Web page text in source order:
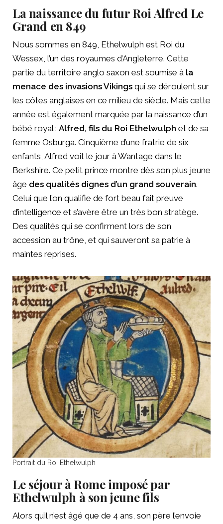
La naissance du futur Roi Alfred Le
Grand en 849
Nous sommes en 849, Ethelwulph est Roi du
Wessex, l’un des royaumes d’Angleterre. Cette
partie du territoire anglo saxon est soumise à la
menace des invasions Vikings qui se déroulent sur
les côtes anglaises en ce milieu de siècle. Mais cette
année est également marquée par la naissance d’un
bébé royal : Alfred, fils du Roi Ethelwulph et de sa
femme Osburga. Cinquième d’une fratrie de six
enfants, Alfred voit le jour à Wantage dans le
Berkshire. Ce petit prince montre dès son plus jeune
âge des qualités dignes d’un grand souverain.
Celui que l’on qualifie de fort beau fait preuve
d’intelligence et s’avère être un très bon stratège.
Des qualités qui se confirment lors de son
accession au trône, et qui sauveront sa patrie à
maintes reprises.
Portrait du Roi Ethelwulph
Le séjour à Rome imposé par
Ethelwulph à son jeune fils
Alors qu’il n’est âgé que de 4 ans, son père l’envoie